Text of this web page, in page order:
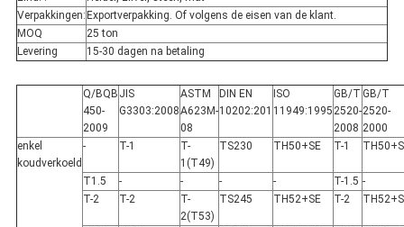
Verpakkingen: Exportverpakking. Of volgens de eisen van de klant.
MOQ
25 ton
Levering
15-30 dagen na betaling
Q/BQB
450-
2009
JIS
G3303:2008
ASTM
A623M-
08
DIN EN
10202:201
ISO
11949:1995
GB/T
2520-
2008
GB/T
2520-
2000
enkel
koudverkoeld
- T-1
T-
1(T49)
TS230 TH50+SE T-1
T1.5 - - - - T-1.5 -
T-2
T-2
T-
2(T53)
TS245 TH52+SE T-2